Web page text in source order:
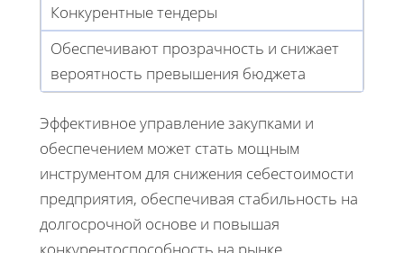
Конкурентные тендеры
Обеспечивают прозрачность и снижает
вероятность превышения бюджета
Эффективное управление закупками и
обеспечением может стать мощным
инструментом для снижения себестоимости
предприятия, обеспечивая стабильность на
долгосрочной основе и повышая
конкурентоспособность на рынке.